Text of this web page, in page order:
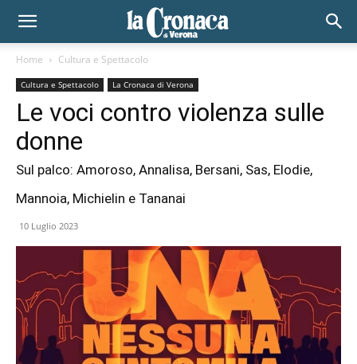
Home Cultura e Spettacolo
Cultura e Spettacolo La Cronaca di Verona
Le voci contro violenza sulle
donne
Sul palco: Amoroso, Annalisa, Bersani, Sas, Elodie,
Mannoia, Michielin e Tananai
10 Luglio 2023